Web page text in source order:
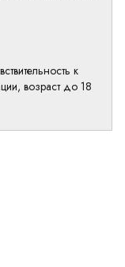
к
возраст до 18